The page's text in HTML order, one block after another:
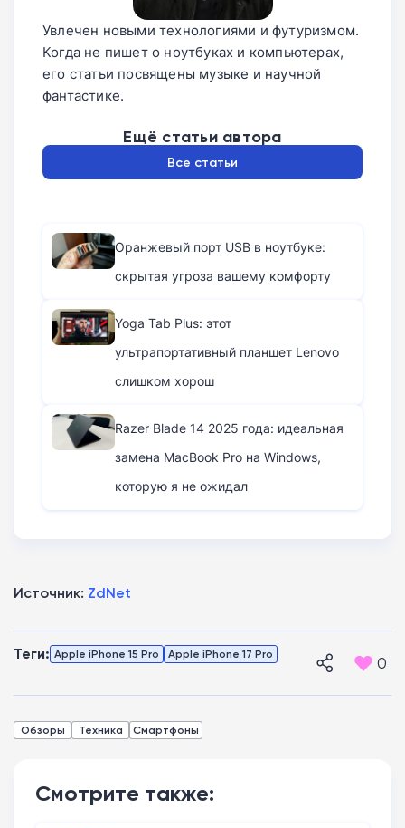
Увлечен новыми технологиями и футуризмом.
Когда не пишет о ноутбуках и компьютерах,
его статьи посвящены музыке и научной
фантастике.
Ещё статьи автора
Все статьи
Оранжевый порт USB в ноутбуке:
скрытая угроза вашему комфорту
Yoga Tab Plus: этот
ультрапортативный планшет Lenovo
слишком хорош
Razer Blade 14 2025 года: идеальная
замена MacBook Pro на Windows,
которую я не ожидал
Источник: ZdNet
Теги: Apple iPhone 15 Pro Apple iPhone 17 Pro 0
Обзоры Техника Смартфоны
Смотрите также: